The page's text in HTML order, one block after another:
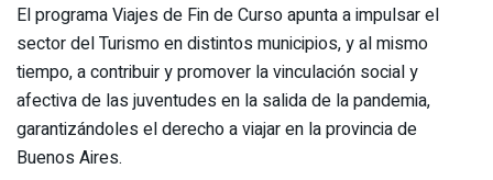
El programa Viajes de Fin de Curso apunta a impulsar el
sector del Turismo en distintos municipios, y al mismo
tiempo, a contribuir y promover la vinculación social y
afectiva de las juventudes en la salida de la pandemia,
garantizándoles el derecho a viajar en la provincia de
Buenos Aires.